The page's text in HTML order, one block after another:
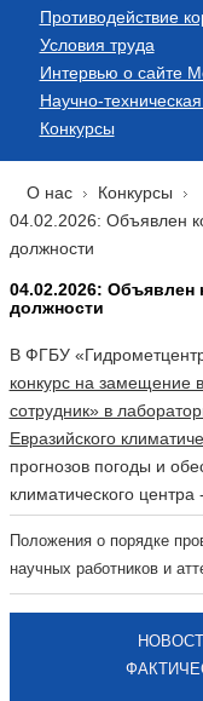
Противодействие
Условия труда
Интервью о сайте
Научно-
Конкурсы
О нас
Конкурсы
04.02.2026: Объявлен
должности
04.02.2026: Объявлен
должности
В ФГБУ
конкурс на замещение
сотрудник» в
Евразийского
прогнозов погоды и
климатического центра
Положения о порядке
научных работников и